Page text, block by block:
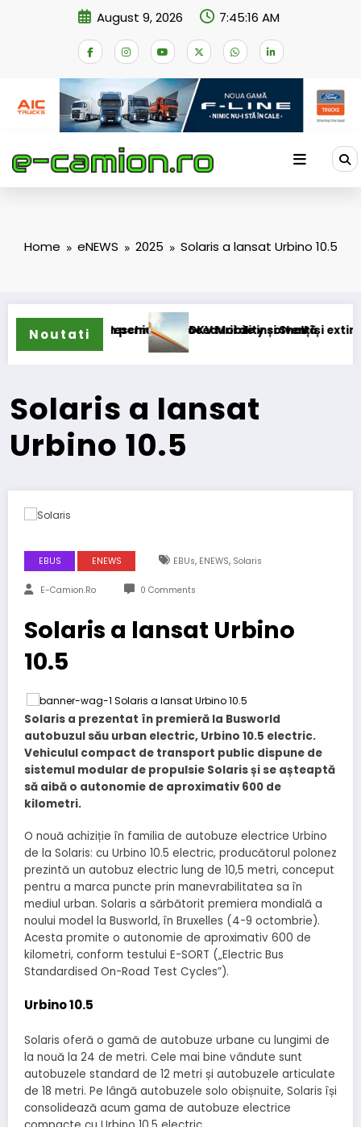
August 9, 2026 7:45:17 AM
Home eNEWS 2025 Solaris a lansat Urbino 10.5
Noutati
procedurii de insolvență
DKV Mobility și Shell își extind parteneriatul
Solaris a lansat
Urbino 10.5
EBUS ENEWS EBUs, ENEWS, Solaris
E-Camion.ro 0 Comments
Solaris a lansat Urbino
10.5
Solaris a prezentat în premieră la Busworld
autobuzul său urban electric, Urbino 10.5 electric.
Vehiculul compact de transport public dispune de
sistemul modular de propulsie Solaris și se așteaptă
să aibă o autonomie de aproximativ 600 de
kilometri.
O nouă achiziție în familia de autobuze electrice Urbino
de la Solaris: cu Urbino 10.5 electric, producătorul polonez
prezintă un autobuz electric lung de 10,5 metri, conceput
pentru a marca puncte prin manevrabilitatea sa în
mediul urban. Solaris a sărbătorit premiera mondială a
noului model la Busworld, în Bruxelles (4-9 octombrie).
Acesta promite o autonomie de aproximativ 600 de
kilometri, conform testului E-SORT („Electric Bus
Standardised On-Road Test Cycles”).
Urbino 10.5
Solaris oferă o gamă de autobuze urbane cu lungimi de
la nouă la 24 de metri. Cele mai bine vândute sunt
autobuzele standard de 12 metri și autobuzele articulate
de 18 metri. Pe lângă autobuzele solo obișnuite, Solaris își
consolidează acum gama de autobuze electrice